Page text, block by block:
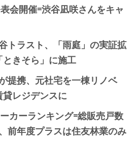
会開催=渋谷凪咲さんをキャ
トラスト、「雨庭」の実証拡
きそら」に施工
提携、元社宅を一棟リノベ
レジデンスに
カーランキング=総販売戸数
前年度プラスは住友林業のみ